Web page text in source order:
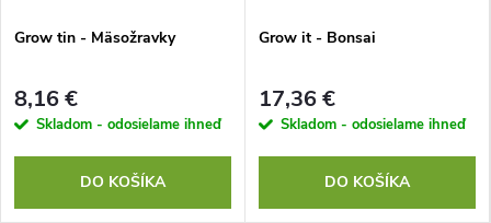
Grow tin - Mäsožravky
8,16 €
Skladom - odosielame ihneď
DO KOŠÍKA
Grow it - Bonsai
17,36 €
Skladom - odosielame ihneď
DO KOŠÍKA